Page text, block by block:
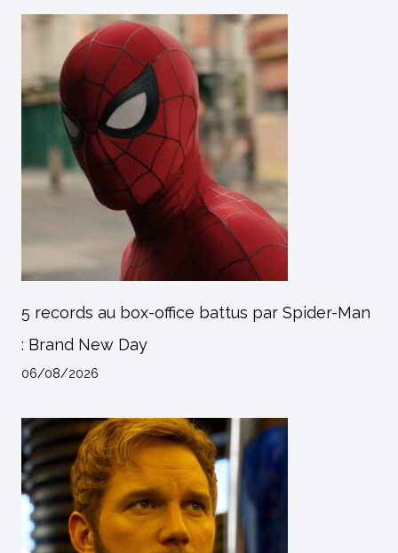
5 records au box-office battus par Spider-Man
: Brand New Day
06/08/2026